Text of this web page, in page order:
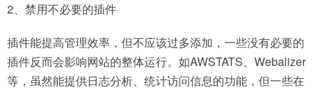
2、禁用不必要的插件
插件能提高管理效率，但不应该过多添加，一些没有必要的
插件反而会影响网站的整体运行。如AWSTATS、Webalizer
等，虽然能提供日志分析、统计访问信息的功能，但一些在